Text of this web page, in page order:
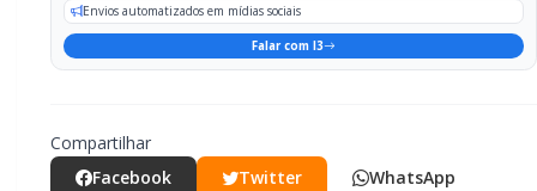
Envios automatizados em mídias sociais
Falar com I3
Compartilhar
Facebook
Twitter WhatsApp